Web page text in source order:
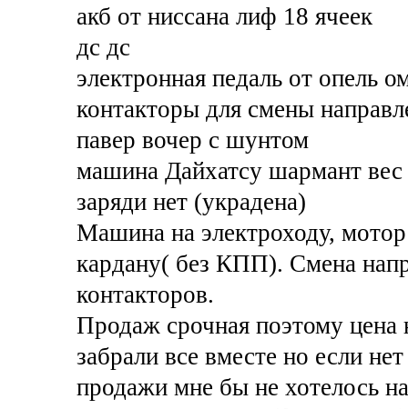
акб от ниссана лиф 18 ячеек
дс дс
электронная педаль от опель
контакторы для смены
павер вочер с шунтом
машина Дайхатсу шармант вес
заряди нет (украдена)
Машина на электроходу,
кардану( без КПП). Смена
контакторов.
Продаж срочная поэтому
забрали все вместе но если
продажи мне бы не хотелось